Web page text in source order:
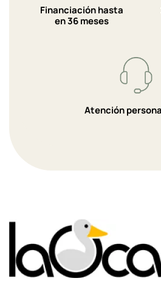
Financiación hasta
en 36 meses
Atención